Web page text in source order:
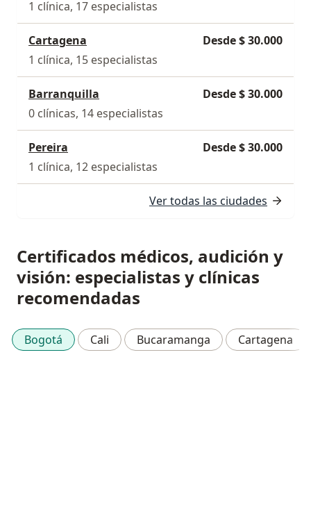
1 clínica, 17 especialistas
Cartagena
Desde $ 30.000
1 clínica, 15 especialistas
Barranquilla
Desde $ 30.000
0 clínicas, 14 especialistas
Pereira
Desde $ 30.000
1 clínica, 12 especialistas
Ver todas las ciudades
Certificados médicos, audición y
visión: especialistas y clínicas
recomendadas
Bogotá Cali Bucaramanga Cartagena